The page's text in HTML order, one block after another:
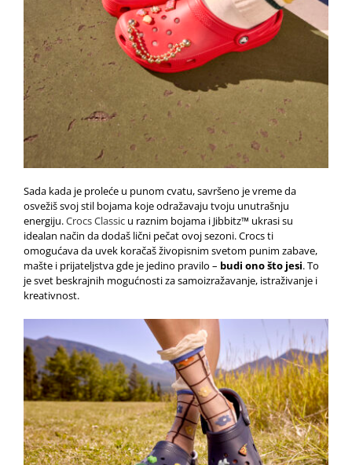
Sada kada je proleće u punom cvatu, savršeno je vreme da
osvežiš svoj stil bojama koje odražavaju tvoju unutrašnju
energiju.Crocs Classic u raznim bojama i Jibbitz™ ukrasi su
idealan način da dodaš lični pečat ovoj sezoni. Crocs ti
omogućava da uvek koračaš živopisnim svetom punim zabave,
mašte i prijateljstva gde je jedino pravilo – budi ono što jesi. To
je svet beskrajnih mogućnosti za samoizražavanje, istraživanje i
kreativnost.